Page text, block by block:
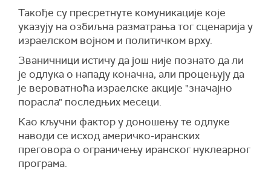
Такође су пресретнуте комуникације које
указују на озбиљна разматрања тог сценарија у
израелском војном и политичком врху.
Званичници истичу да још није познато да ли
је одлука о нападу коначна, али процењују да
је вероватноћа израелске акције "значајно
порасла" последњих месеци.
Као кључни фактор у доношењу те одлуке
наводи се исход америчко-иранских
преговора о ограничењу иранског нуклеарног
програма.